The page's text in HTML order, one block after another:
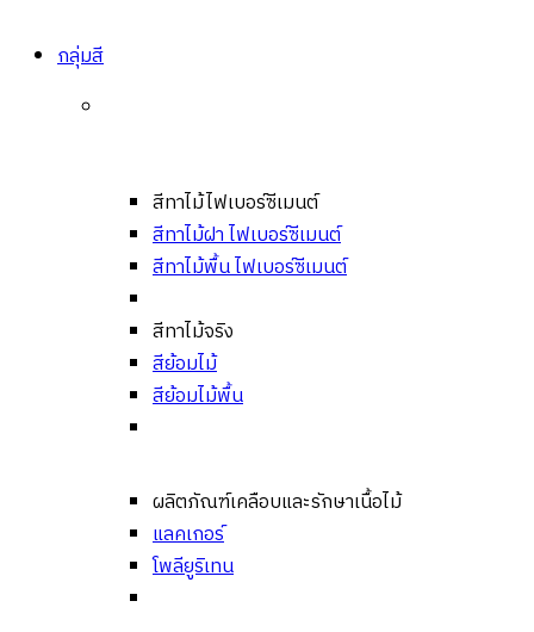
กลุ่มสี
สีทาไม้ไฟเบอร์ซีเมนต์
สีทาไม้ฝา ไฟเบอร์ซีเมนต์
สีทาไม้พื้น ไฟเบอร์ซีเมนต์
สีทาไม้จริง
สีย้อมไม้
สีย้อมไม้พื้น
ผลิตภัณฑ์เคลือบและรักษาเนื้อไม้
แลคเกอร์
โพลียูริเทน